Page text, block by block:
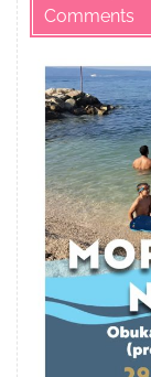
Comments